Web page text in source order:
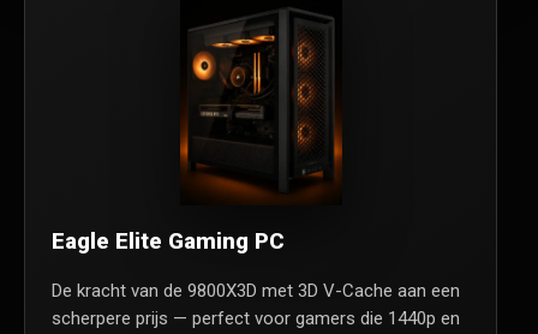
Eagle Elite Gaming PC
De kracht van de 9800X3D met 3D V-Cache aan een
scherpere prijs — perfect voor gamers die 1440p en